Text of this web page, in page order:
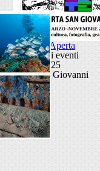
Porta Aperta
Ciclo di eventi
2025
Porta San Giovanni